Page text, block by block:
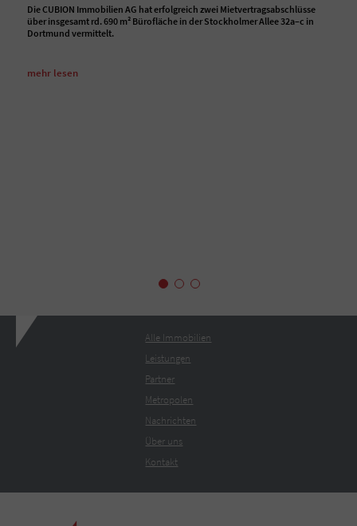
Die CUBION Immobilien AG hat erfolgreich zwei Mietvertragsabschlüsse
über insgesamt rd. 690 m² Bürofläche in der Stockholmer Allee 32a–c in
Dortmund vermittelt.
mehr lesen
Alle Immobilien
Leistungen
Partner
Metropolen
Nachrichten
Über uns
Kontakt